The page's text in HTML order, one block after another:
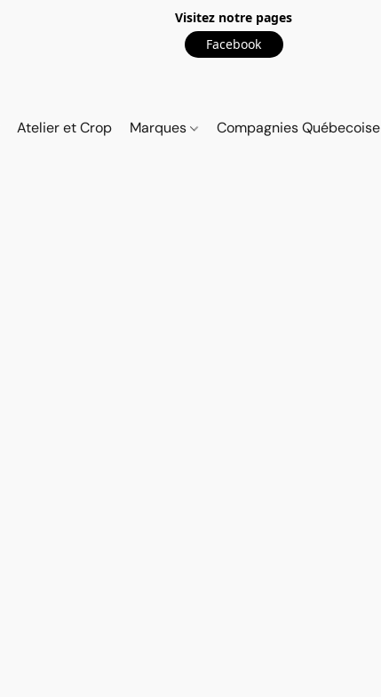
Visitez notre pages
Facebook
Atelier et Crop Marques Compagnies Québecoise